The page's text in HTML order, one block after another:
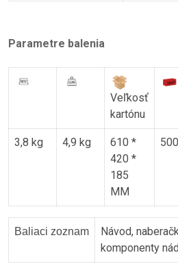
Parametre balenia
Veľkosť
kartónu
3,8 kg 4,9 kg
610 *
420 *
185
MM
Baliaci zoznam
Návod,
komponenty